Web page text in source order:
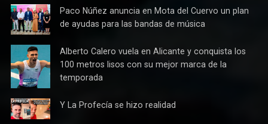
Cultura
Tres bandas competirán en Mota del Cuervo por alzarse con
el XII Certamen Regional "Villa Cervantina"
mujeres
por robar
21.000
anciano
en Mota
del
Cuervo
Paco
Núñez
anuncia
en Mota
del
Cuervo un
ayudas
para las
Paco Núñez anuncia en Mota del Cuervo un plan
Alberto
Calero
vuela en
Alicante y
conquista
Alberto Calero vuela en Alicante y conquista los
100 metros lisos con su mejor marca de la
Y La